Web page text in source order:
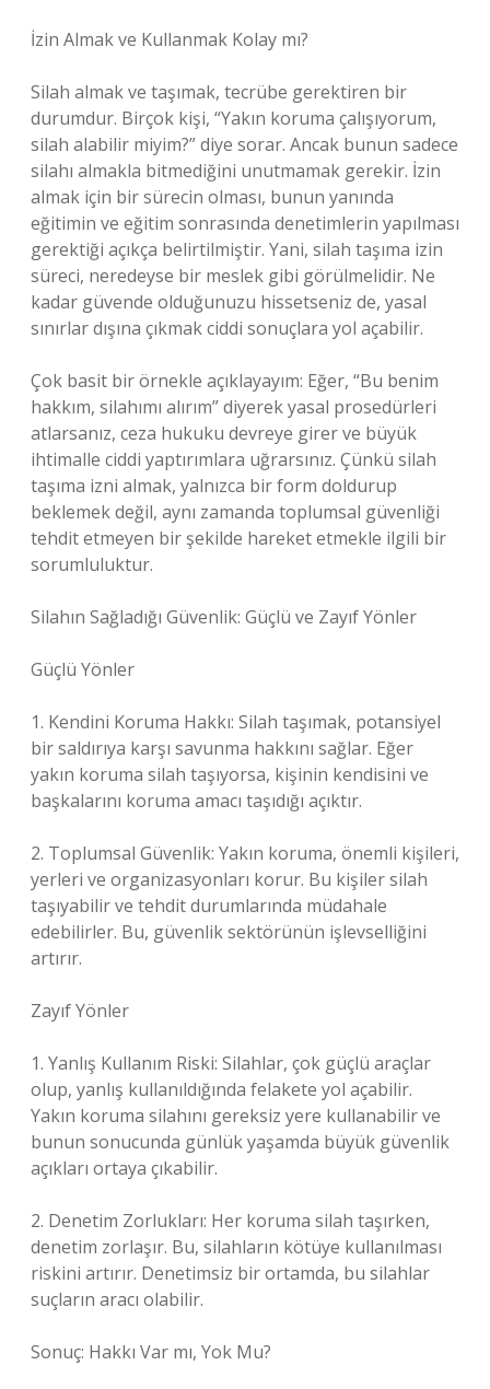
İzin Almak ve Kullanmak Kolay mı?
Silah almak ve taşımak, tecrübe gerektiren bir
durumdur. Birçok kişi, “Yakın koruma çalışıyorum,
silah alabilir miyim?” diye sorar. Ancak bunun sadece
silahı almakla bitmediğini unutmamak gerekir. İzin
almak için bir sürecin olması, bunun yanında
eğitimin ve eğitim sonrasında denetimlerin yapılması
gerektiği açıkça belirtilmiştir. Yani, silah taşıma izin
süreci, neredeyse bir meslek gibi görülmelidir. Ne
kadar güvende olduğunuzu hissetseniz de, yasal
sınırlar dışına çıkmak ciddi sonuçlara yol açabilir.
Çok basit bir örnekle açıklayayım: Eğer, “Bu benim
hakkım, silahımı alırım” diyerek yasal prosedürleri
atlarsanız, ceza hukuku devreye girer ve büyük
ihtimalle ciddi yaptırımlara uğrarsınız. Çünkü silah
taşıma izni almak, yalnızca bir form doldurup
beklemek değil, aynı zamanda toplumsal güvenliği
tehdit etmeyen bir şekilde hareket etmekle ilgili bir
sorumluluktur.
Silahın Sağladığı Güvenlik: Güçlü ve Zayıf Yönler
Güçlü Yönler
1. Kendini Koruma Hakkı: Silah taşımak, potansiyel
bir saldırıya karşı savunma hakkını sağlar. Eğer
yakın koruma silah taşıyorsa, kişinin kendisini ve
başkalarını koruma amacı taşıdığı açıktır.
2. Toplumsal Güvenlik: Yakın koruma, önemli kişileri,
yerleri ve organizasyonları korur. Bu kişiler silah
taşıyabilir ve tehdit durumlarında müdahale
edebilirler. Bu, güvenlik sektörünün işlevselliğini
artırır.
Zayıf Yönler
1. Yanlış Kullanım Riski: Silahlar, çok güçlü araçlar
olup, yanlış kullanıldığında felakete yol açabilir.
Yakın koruma silahını gereksiz yere kullanabilir ve
bunun sonucunda günlük yaşamda büyük güvenlik
açıkları ortaya çıkabilir.
2. Denetim Zorlukları: Her koruma silah taşırken,
denetim zorlaşır. Bu, silahların kötüye kullanılması
riskini artırır. Denetimsiz bir ortamda, bu silahlar
suçların aracı olabilir.
Sonuç: Hakkı Var mı, Yok Mu?